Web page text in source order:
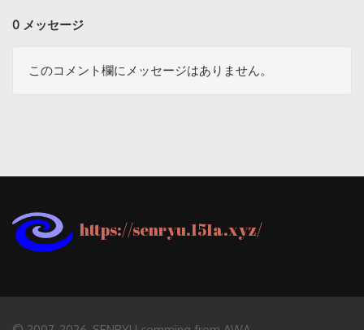
0 メッセージ
このコメント欄にメッセージはありません。
https://senryu.151a.xyz/